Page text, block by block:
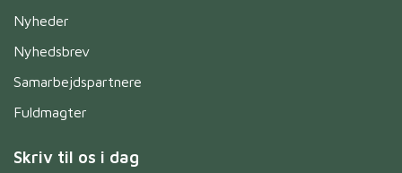
Nyheder
Nyhedsbrev
Samarbejdspartnere
Fuldmagter
Skriv til os i dag